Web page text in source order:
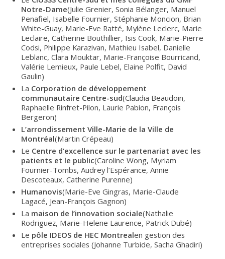
Notre-Dame(Julie Grenier, Sonia Bélanger, Manuel
Penafiel, Isabelle Fournier, Stéphanie Moncion, Brian
White-Guay, Marie-Eve Ratté, Mylène Leclerc, Marie
Leclaire, Catherine Bouthillier, Isis Cook, Marie-Pierre
Codsi, Philippe Karazivan, Mathieu Isabel, Danielle
Leblanc, Clara Mouktar, Marie-Françoise Bourricand,
Valérie Lemieux, Paule Lebel, Elaine Polfit, David
Gaulin)
La Corporation de développement
communautaire Centre-sud(Claudia Beaudoin,
Raphaelle Rinfret-Pilon, Laurie Pabion, François
Bergeron)
L’arrondissement Ville-Marie de la Ville de
Montréal(Martin Crépeau)
Le Centre d’excellence sur le partenariat avec les
patients et le public(Caroline Wong, Myriam
Fournier-Tombs, Audrey l’Espérance, Annie
Descoteaux, Catherine Purenne)
Humanovis(Marie-Eve Gingras, Marie-Claude
Lagacé, Jean-François Gagnon)
La maison de l’innovation sociale(Nathalie
Rodriguez, Marie-Helene Laurence, Patrick Dubé)
Le pôle IDEOS de HEC Montrealen gestion des
entreprises sociales (Johanne Turbide, Sacha Ghadiri)